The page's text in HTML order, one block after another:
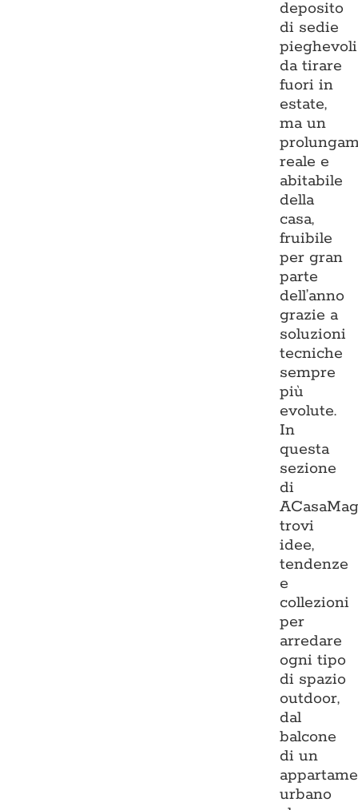
deposito
di sedie
pieghevoli
da tirare
fuori in
estate,
ma un
reale e
abitabile
della
casa,
fruibile
per gran
parte
dell’anno
grazie a
soluzioni
tecniche
sempre
più
evolute.
In
questa
sezione
di
trovi
idee,
tendenze
e
collezioni
per
arredare
ogni tipo
di spazio
outdoor,
dal
balcone
di un
urbano